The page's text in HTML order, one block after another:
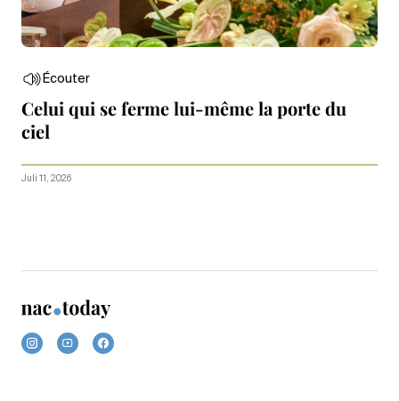
Écouter
Celui qui se ferme lui-même la porte du
ciel
Juli 11, 2026